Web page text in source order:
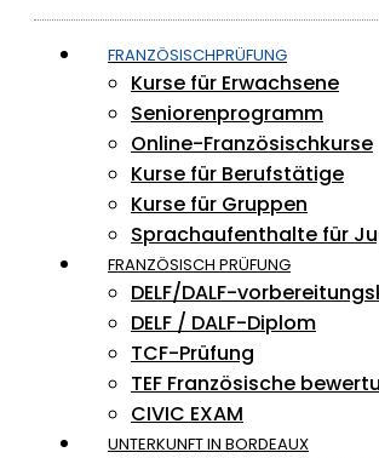
FRANZÖSISCHPRÜFUNG
Kurse für Erwachsene
Seniorenprogramm
Online-Französischkurse
Kurse für Berufstätige
Kurse für Gruppen
Sprachaufenthalte für
FRANZÖSISCH PRÜFUNG
DELF/DALF-
DELF / DALF-Diplom
TCF-Prüfung
TEF Französische
CIVIC EXAM
UNTERKUNFT IN BORDEAUX